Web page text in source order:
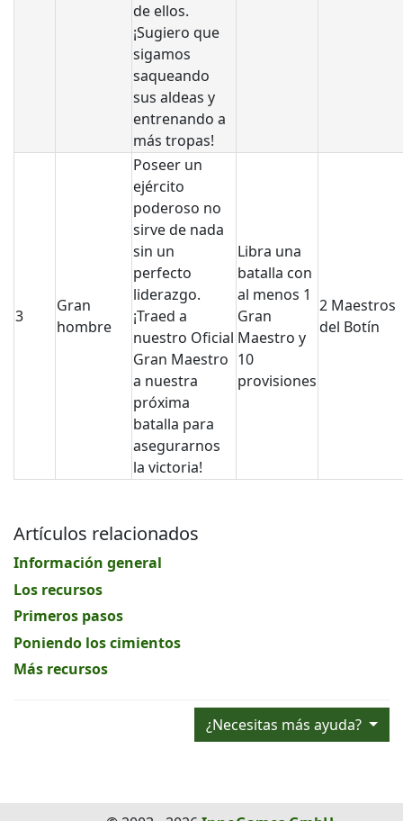
de ellos.
¡Sugiero que
sigamos
saqueando
sus aldeas y
entrenando a
más tropas!
3
Gran
hombre
Poseer un
ejército
poderoso no
sirve de nada
sin un
perfecto
liderazgo.
¡Traed a
nuestro Oficial
Gran Maestro
a nuestra
próxima
batalla para
asegurarnos
la victoria!
Libra una
batalla con
al menos 1
Gran
Maestro y
10
provisiones
2 Maestros
del Botín
Artículos relacionados
Información general
Los recursos
Primeros pasos
Poniendo los cimientos
Más recursos
¿Necesitas más ayuda?